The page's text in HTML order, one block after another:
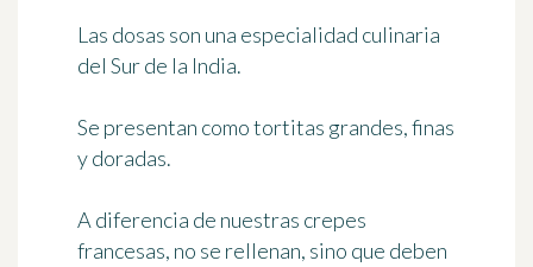
Las dosas son una especialidad culinaria
del Sur de la India.
Se presentan como tortitas grandes, finas
y doradas.
A diferencia de nuestras crepes
francesas, no se rellenan, sino que deben